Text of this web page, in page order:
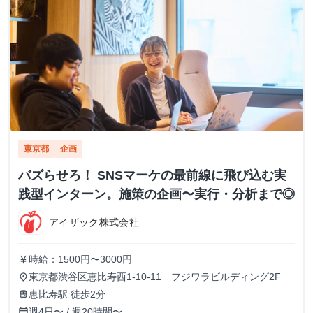
東京都 企画
バズらせろ！ SNSマーケの最前線に飛び込む実
践型インターン。施策の企画〜実行・分析まで◎
アイザック株式会社
currency_yen 時給：1500円〜3000円
place東京都渋谷区恵比寿西1-10-11 フジワラビルディング2F
train恵比寿駅 徒歩2分